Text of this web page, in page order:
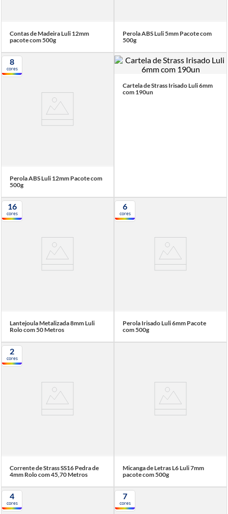
Contas de Madeira Luli 12mm
pacote com 500g
Perola ABS Luli 5mm Pacote com
500g
8
cores
Perola ABS Luli 12mm Pacote com
500g
Cartela de Strass Irisado Luli 6mm
com 190un
16
cores
Lantejoula Metalizada 8mm Luli
Rolo com 50 Metros
6
cores
Perola Irisado Luli 6mm Pacote
com 500g
2
cores
Corrente de Strass SS16 Pedra de
4mm Rolo com 45,70 Metros
Micanga de Letras L6 Luli 7mm
pacote com 500g
4
cores
7
cores